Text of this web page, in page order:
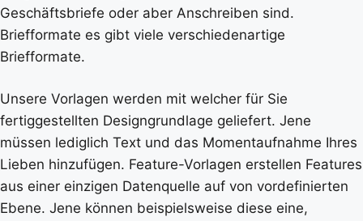
Geschäftsbriefe oder aber Anschreiben sind.
Briefformate es gibt viele verschiedenartige
Briefformate.
Unsere Vorlagen werden mit welcher für Sie
fertiggestellten Designgrundlage geliefert. Jene
müssen lediglich Text und das Momentaufnahme Ihres
Lieben hinzufügen. Feature-Vorlagen erstellen Features
aus einer einzigen Datenquelle auf von vordefinierten
Ebene. Jene können beispielsweise diese eine,